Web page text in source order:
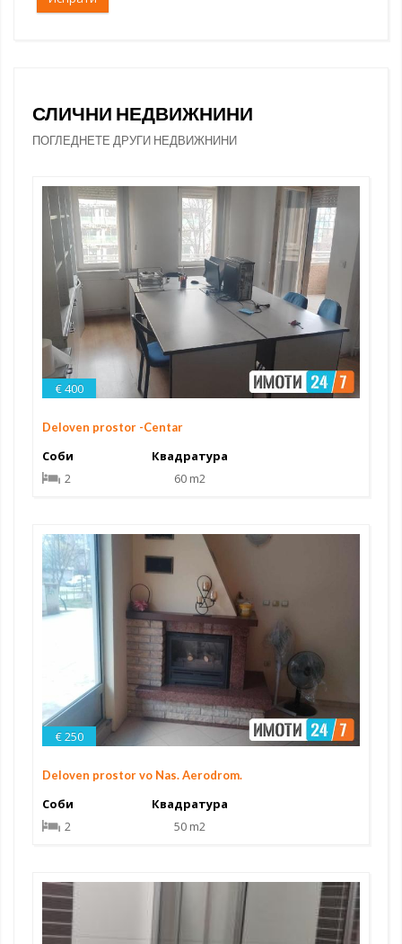
СЛИЧНИ НЕДВИЖНИНИ
ПОГЛЕДНЕТЕ ДРУГИ НЕДВИЖНИНИ
€ 400
Deloven prostor -Centar
Соби
2
Квадратура
60 m2
€ 250
Deloven prostor vo Nas. Aerodrom.
Соби
2
Квадратура
50 m2